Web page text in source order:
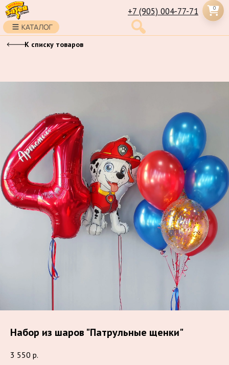
0
+7 (905) 004-77-71
К списку товаров
Набор из шаров "Патрульные щенки"
3 550 р.